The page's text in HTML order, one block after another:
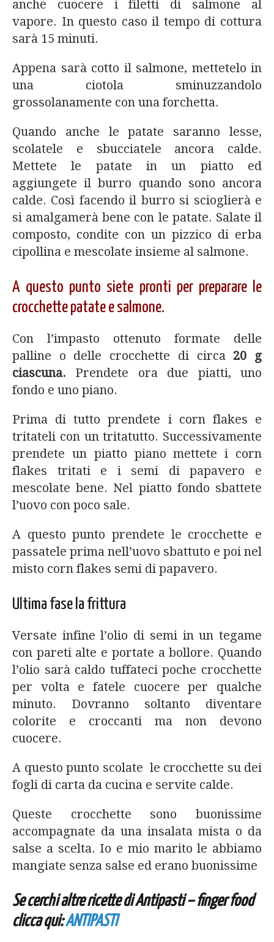
anche cuocere i filetti di salmone al
vapore. In questo caso il tempo di cottura
sarà 15 minuti.
Appena sarà cotto il salmone, mettetelo in
una ciotola sminuzzandolo
grossolanamente con una forchetta.
Quando anche le patate saranno lesse,
scolatele e sbucciatele ancora calde.
Mettete le patate in un piatto ed
aggiungete il burro quando sono ancora
calde. Così facendo il burro si scioglierà e
si amalgamerà bene con le patate. Salate il
composto, condite con un pizzico di erba
cipollina e mescolate insieme al salmone.
A questo punto siete pronti per preparare le
crocchette patate e salmone.
Con l’impasto ottenuto formate delle
palline o delle crocchette di circa20 g
ciascuna. Prendete ora due piatti, uno
fondo e uno piano.
Prima di tutto prendete i corn flakes e
tritateli con un tritatutto. Successivamente
prendete un piatto piano mettete i corn
flakes tritati e i semi di papavero e
mescolate bene. Nel piatto fondo sbattete
l’uovo con poco sale.
A questo punto prendete le crocchette e
passatele prima nell’uovo sbattuto e poi nel
misto corn flakes semi di papavero.
Ultima fase la frittura
Versate infine l’olio di semi in un tegame
con pareti alte e portate a bollore. Quando
l’olio sarà caldo tuffateci poche crocchette
per volta e fatele cuocere per qualche
minuto. Dovranno soltanto diventare
colorite e croccanti ma non devono
cuocere.
A questo punto scolate le crocchette su dei
fogli di carta da cucina e servite calde.
Queste crocchette sono buonissime
accompagnate da una insalata mista o da
salse a scelta. Io e mio marito le abbiamo
mangiate senza salse ed erano buonissime
Se cerchi altre ricette di Antipasti – finger food
clicca qui:ANTIPASTI